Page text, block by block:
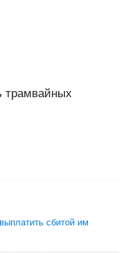
трамвайных
сбитой им